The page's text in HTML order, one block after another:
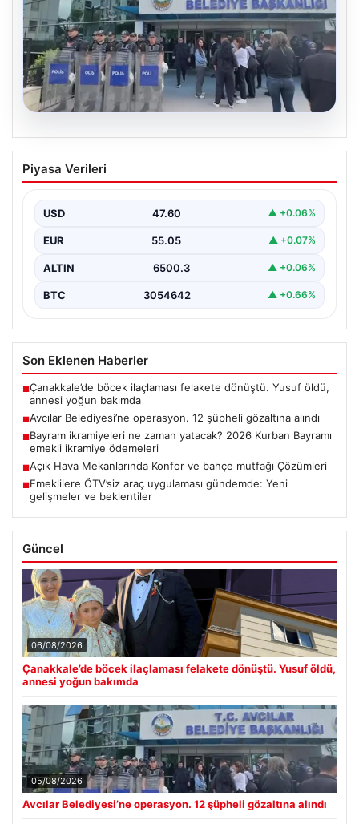
Avcılar Belediyesi’ne operasyon. 12
şüpheli gözaltına alındı
Piyasa Verileri
USD 47.60 ▲ +0.06%
EUR 55.05 ▲ +0.07%
ALTIN 6500.3 ▲ +0.06%
BTC 3054642 ▲ +0.66%
Son Eklenen Haberler
■Çanakkale’de böcek ilaçlaması felakete dönüştü. Yusuf öldü,
annesi yoğun bakımda
■Avcılar Belediyesi’ne operasyon. 12 şüpheli gözaltına alındı
■Bayram ikramiyeleri ne zaman yatacak? 2026 Kurban Bayramı
emekli ikramiye ödemeleri
■Açık Hava Mekanlarında Konfor ve bahçe mutfağı Çözümleri
■Emeklilere ÖTV’siz araç uygulaması gündemde: Yeni
gelişmeler ve beklentiler
Güncel
06/08/2026
Çanakkale’de böcek ilaçlaması felakete dönüştü. Yusuf öldü,
annesi yoğun bakımda
05/08/2026
Avcılar Belediyesi’ne operasyon. 12 şüpheli gözaltına alındı